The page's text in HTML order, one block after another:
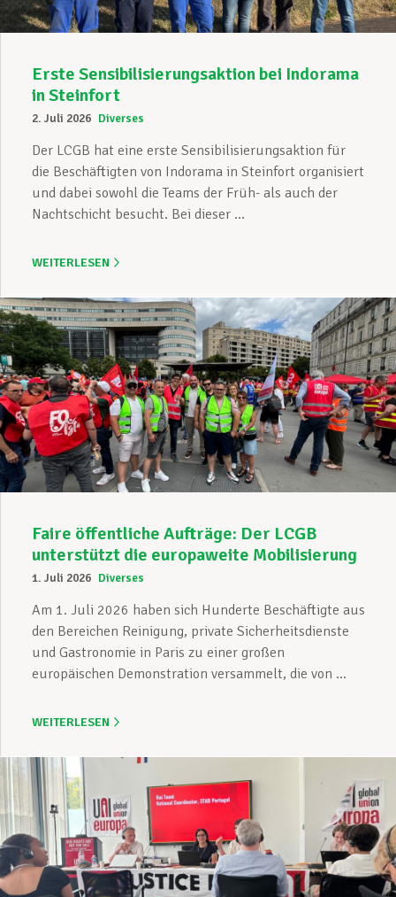
Erste Sensibilisierungsaktion bei Indorama
in Steinfort
2. Juli 2026 Diverses
Der LCGB hat eine erste Sensibilisierungsaktion für
die Beschäftigten von Indorama in Steinfort organisiert
und dabei sowohl die Teams der Früh- als auch der
Nachtschicht besucht. Bei dieser ...
WEITERLESEN
Faire öffentliche Aufträge: Der LCGB
unterstützt die europaweite Mobilisierung
1. Juli 2026 Diverses
Am 1. Juli 2026 haben sich Hunderte Beschäftigte aus
den Bereichen Reinigung, private Sicherheitsdienste
und Gastronomie in Paris zu einer großen
europäischen Demonstration versammelt, die von ...
WEITERLESEN